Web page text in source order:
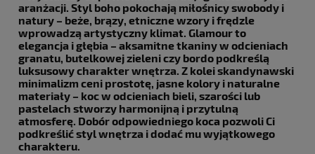
aranżacji. Styl boho pokochają miłośnicy swobody i
natury – beże, brązy, etniczne wzory i frędzle
wprowadzą artystyczny klimat. Glamour to
elegancja i głębia – aksamitne tkaniny w odcieniach
granatu, butelkowej zieleni czy bordo podkreślą
luksusowy charakter wnętrza. Z kolei skandynawski
minimalizm ceni prostotę, jasne kolory i naturalne
materiały – koc w odcieniach bieli, szarości lub
pastelach stworzy harmonijną i przytulną
atmosferę. Dobór odpowiedniego koca pozwoli Ci
podkreślić styl wnętrza i dodać mu wyjątkowego
charakteru.